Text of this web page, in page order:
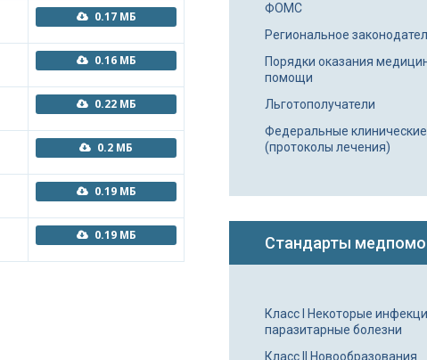
0.17 МБ
0.16 МБ
0.22 МБ
0.2 МБ
0.19 МБ
0.19 МБ
ФОМС
Региональное
Порядки оказания
помощи
Льготополучатели
Федеральные
(протоколы лечения)
Стандарты
Класс I Некоторые
паразитарные болезни
Класс II Новообразования